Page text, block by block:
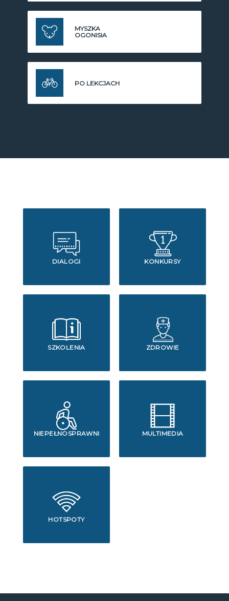
MYSZKA
OGONISIA
PO LEKCJACH
DIALOGI KONKURSY
SZKOLENIA ZDROWIE
NIEPEŁNOSPRAWNI MULTIMEDIA
HOTSPOTY